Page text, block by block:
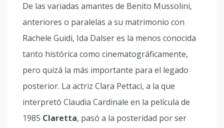
De las variadas amantes de Benito Mussolini,
anteriores o paralelas a su matrimonio con
Rachele Guidi, Ida Dalser es la menos conocida
tanto histórica como cinematográficamente,
pero quizá la más importante para el legado
posterior. La actriz Clara Pettaci, a la que
interpretó Claudia Cardinale en la película de
1985 Claretta, pasó a la posteridad por ser